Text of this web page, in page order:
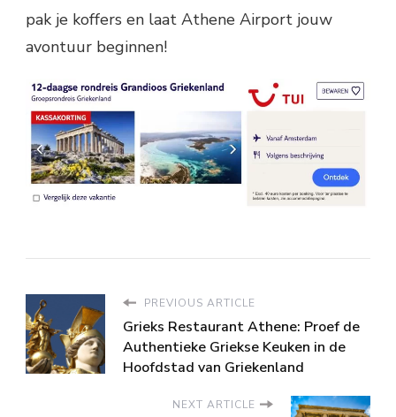
pak je koffers en laat Athene Airport jouw
avontuur beginnen!
PREVIOUS ARTICLE
Grieks Restaurant Athene: Proef de
Authentieke Griekse Keuken in de
Hoofdstad van Griekenland
NEXT ARTICLE